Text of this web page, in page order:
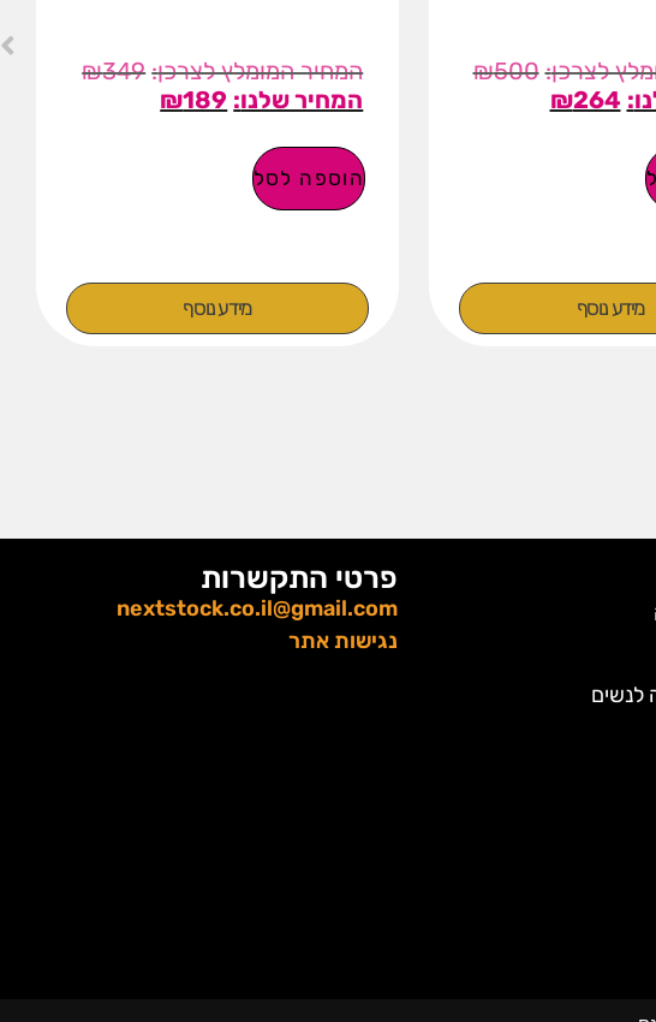
₪500
₪264
מידע נוסף
₪349
₪189
הוספה לסל
מידע נוסף
לנשים
פרטי התקשרות
nextstock.co.il@gmail.com
נגישות אתר